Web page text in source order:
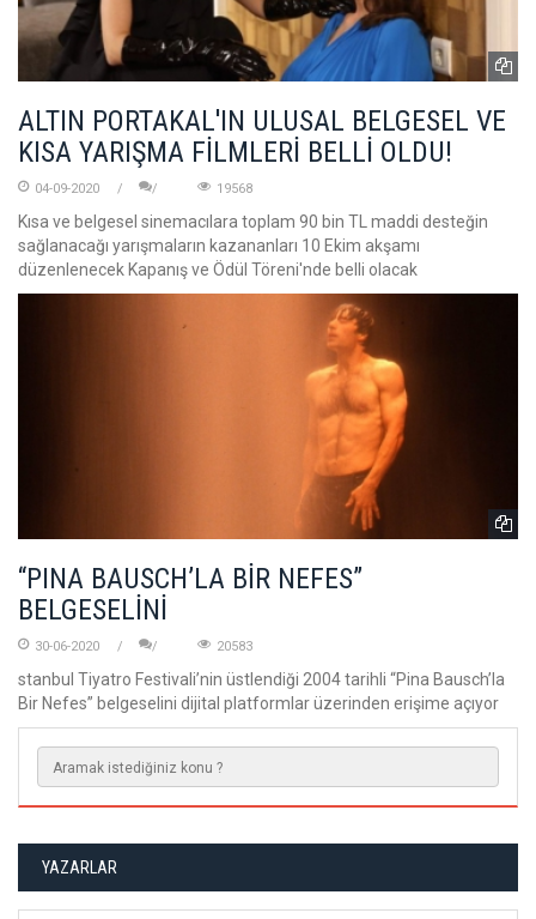
ALTIN PORTAKAL'IN ULUSAL BELGESEL VE
KISA YARIŞMA FİLMLERİ BELLİ OLDU!
04-09-2020 19568
Kısa ve belgesel sinemacılara toplam 90 bin TL maddi desteğin
sağlanacağı yarışmaların kazananları 10 Ekim akşamı
düzenlenecek Kapanış ve Ödül Töreni'nde belli olacak
“PINA BAUSCH’LA BİR NEFES”
BELGESELİNİ
30-06-2020 20583
stanbul Tiyatro Festivali’nin üstlendiği 2004 tarihli “Pina Bausch’la
Bir Nefes” belgeselini dijital platformlar üzerinden erişime açıyor
YAZARLAR